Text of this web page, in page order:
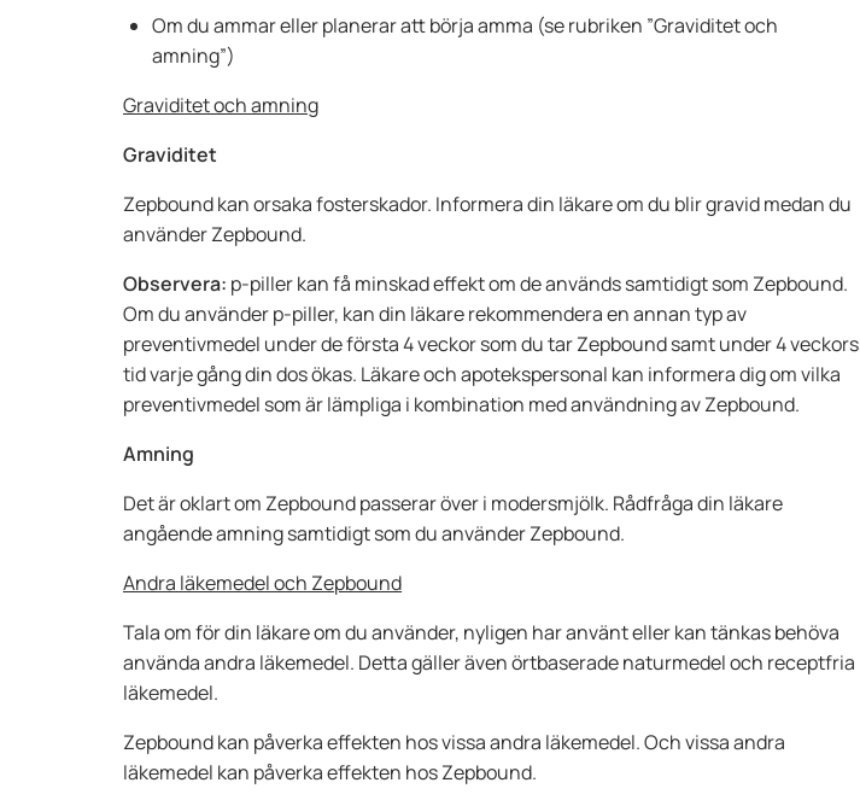
Om du ammar eller planerar att börja amma (se rubriken ”Graviditet och
amning”)
Graviditet och amning
Graviditet
Zepbound kan orsaka fosterskador. Informera din läkare om du blir gravid medan du
använder Zepbound.
Observera: p-piller kan få minskad effekt om de används samtidigt som Zepbound.
Om du använder p-piller, kan din läkare rekommendera en annan typ av
preventivmedel under de första 4 veckor som du tar Zepbound samt under 4 veckors
tid varje gång din dos ökas. Läkare och apotekspersonal kan informera dig om vilka
preventivmedel som är lämpliga i kombination med användning av Zepbound.
Amning
Det är oklart om Zepbound passerar över i modersmjölk. Rådfråga din läkare
angående amning samtidigt som du använder Zepbound.
Andra läkemedel och Zepbound
Tala om för din läkare om du använder, nyligen har använt eller kan tänkas behöva
använda andra läkemedel. Detta gäller även örtbaserade naturmedel och receptfria
läkemedel.
Zepbound kan påverka effekten hos vissa andra läkemedel. Och vissa andra
läkemedel kan påverka effekten hos Zepbound.